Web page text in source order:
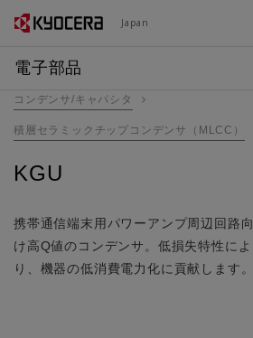
Japan
電子部品
コンデンサ/キャパシタ
積層セラミックチップコンデンサ（MLCC）
KGU
携帯通信端末用パワーアンプ周辺回路向
け高Q値のコンデンサ。低損失特性によ
り、機器の低消費電力化に貢献します。